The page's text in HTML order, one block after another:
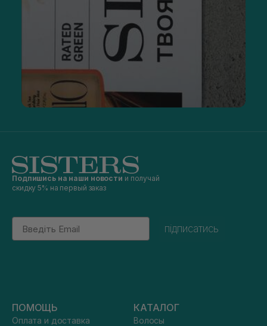
Подпишись на наши новости и получай
скидку 5% на первый заказ
Email
підписатись
ПОМОЩЬ
Оплата и доставка
КАТАЛОГ
Волосы